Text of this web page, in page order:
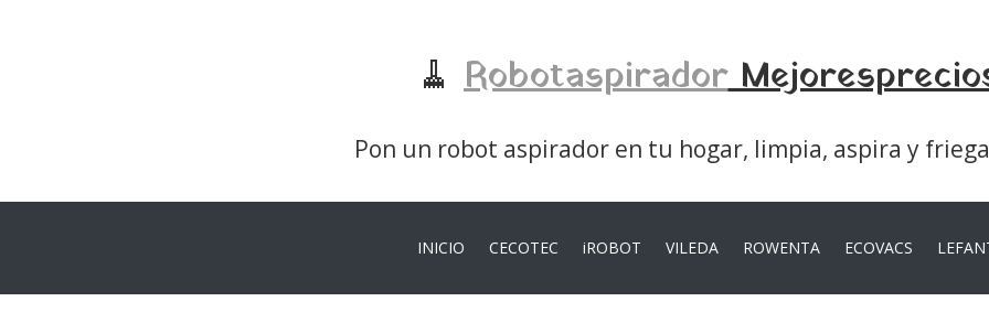
🧹Robotaspirador
Pon un robot aspirador en tu hogar, limpia, aspira y
INICIO CECOTEC iROBOT VILEDA ROWENTA ECOVACS